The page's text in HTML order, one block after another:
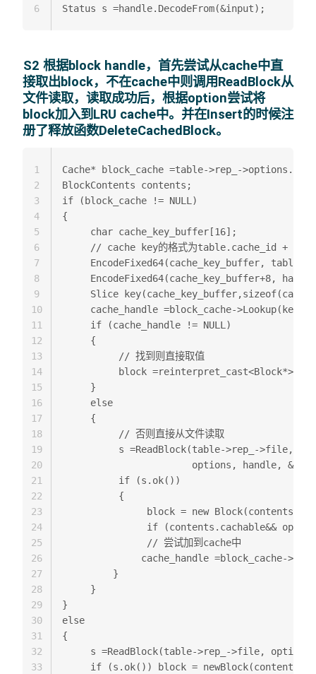
6
S2 根据block handle，首先尝试从cache中直
接取出block，不在cache中则调用ReadBlock从
文件读取，读取成功后，根据option尝试将
block加入到LRU cache中。并在Insert的时候注
册了释放函数DeleteCachedBlock。
Cache* block_cache =table->rep_-
BlockContents contents;
if (block_cache != NULL)
{
     char cache_key_buffer[16];
// cache key的格式为table.cache_id +
EncodeFixed64(cache_key_buffer,
EncodeFixed64(cache_key_buffer+8,
Slice
cache_handle =block_cache-
     if (cache_handle != NULL)
     {
          // 找到则直接取值
block
     }
     else
     {
          // 否则直接从文件读取
          s =ReadBlock(table->rep_->file,
options, handle,
          if (s.ok())
          {
               block = new Block(contents);
if (contents.cachable&&
               // 尝试加到cache中
cache_handle =block_cache-
         }
     }
}
else
{
s =ReadBlock(table->rep_->file,
if (s.ok()) block =
1
2
3
4
5
6
7
8
9
10
11
12
13
14
15
16
17
18
19
20
21
22
23
24
25
26
27
28
29
30
31
32
33